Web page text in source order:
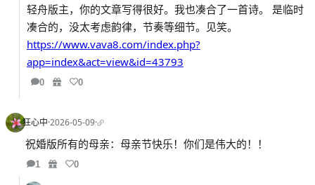
轻舟版主，你的文章写得很好。我也凑合了一首诗。 是临时
凑合的，没太考虑韵律，节奏等细节。见笑。
https://www.vava8.com/index.php?
app=index&act=view&id=43793
0 0
狂心中·2026-05-09·
祝婚版所有的母亲：母亲节快乐！你们是伟大的！！
1 0